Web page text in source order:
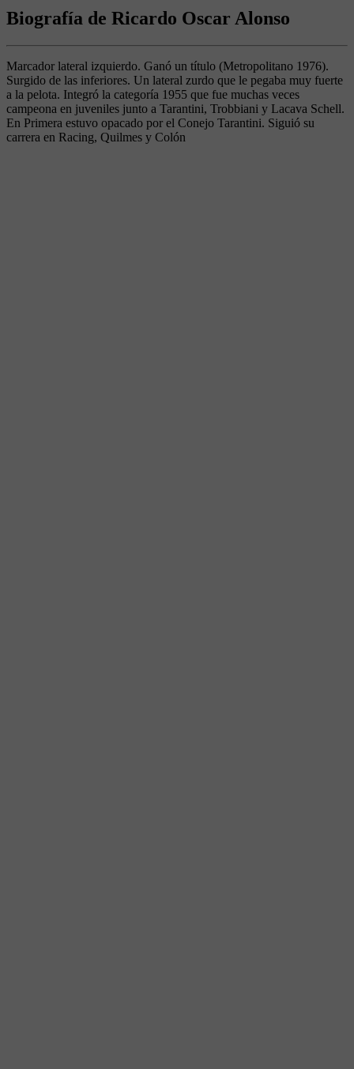
Biografía de Ricardo Oscar Alonso
Marcador lateral izquierdo. Ganó un título (Metropolitano 1976).
Surgido de las inferiores. Un lateral zurdo que le pegaba muy fuerte
a la pelota. Integró la categoría 1955 que fue muchas veces
campeona en juveniles junto a Tarantini, Trobbiani y Lacava Schell.
En Primera estuvo opacado por el Conejo Tarantini. Siguió su
carrera en Racing, Quilmes y Colón